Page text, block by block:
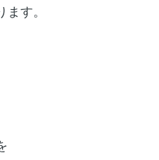
ます。